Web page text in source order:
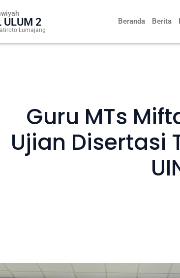
Beranda Berita
ULUM 2
Lumajang
Guru MTs
Ujian Disertasi